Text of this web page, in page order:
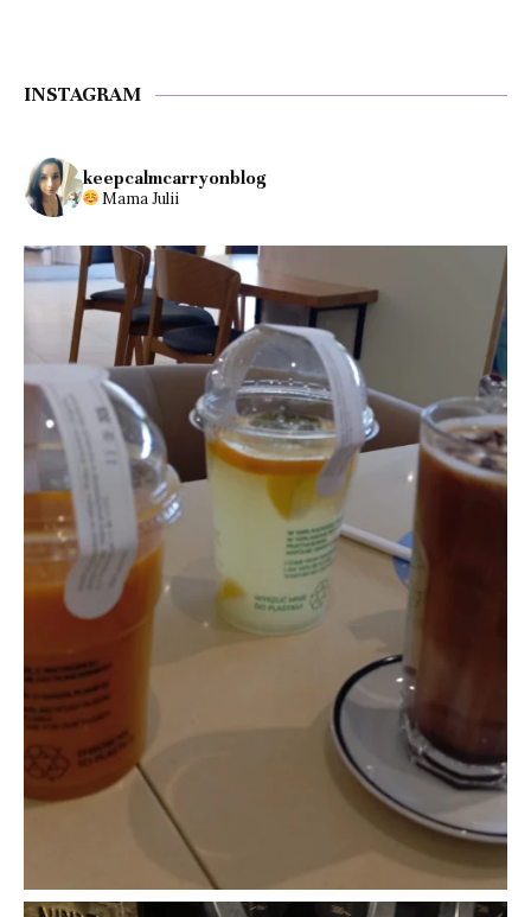
INSTAGRAM
keepcalmcarryonblog
Mama Julii